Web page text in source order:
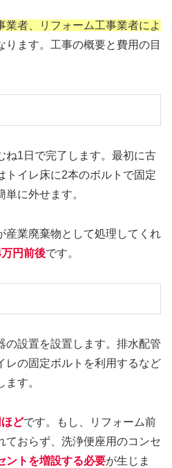
業者、リフォーム工事業者によ
ります。工事の概要と費用の目
ね1日で完了します。最初に古
トイレ床に2本のボルトで固定
に外せます。
産業廃棄物として処理してくれ
円前後です。
の設置を設置します。排水配管
レの固定ボルトを利用するなど
す。
どです。もし、リフォーム前
ておらず、洗浄便座用のコンセ
ントを増設する必要が生じま